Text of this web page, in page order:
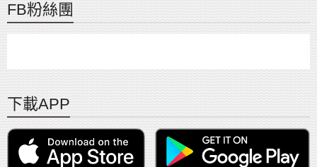
FB粉絲團
下載APP